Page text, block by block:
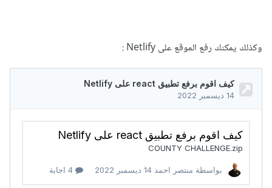
وكذلك يمكنك رفع الموقع على Netlify